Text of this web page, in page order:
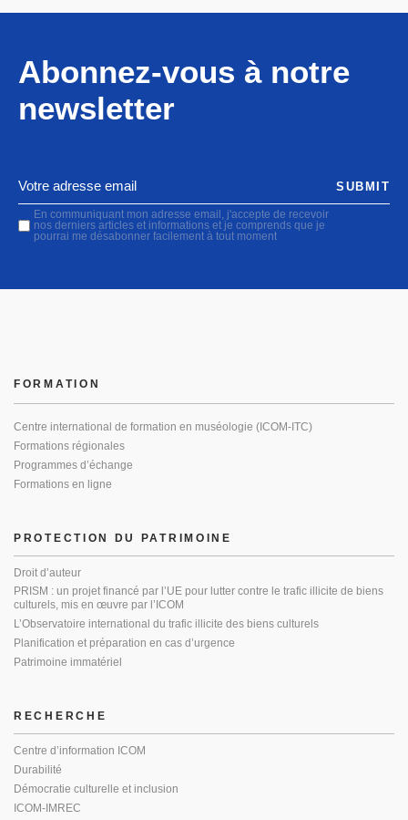
Abonnez-vous à notre
newsletter
En communiquant mon adresse email, j'accepte de recevoir
nos derniers articles et informations et je comprends que je
pourrai me désabonner facilement à tout moment
SUBMIT
PROTECTION DU PATRIMOINE
Droit d’auteur
PRISM : un projet financé par l’UE pour lutter contre le trafic illicite de biens
culturels, mis en œuvre par l’ICOM
L’Observatoire international du trafic illicite des biens culturels
Planification et préparation en cas d’urgence
Patrimoine immatériel
FORMATION
Centre international de formation en muséologie (ICOM-ITC)
Formations régionales
Programmes d’échange
Formations en ligne
RECHERCHE
Centre d’information ICOM
Durabilité
Démocratie culturelle et inclusion
ICOM-IMREC